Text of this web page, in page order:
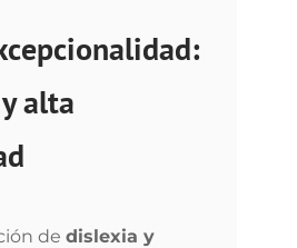
alta
de dislexia y